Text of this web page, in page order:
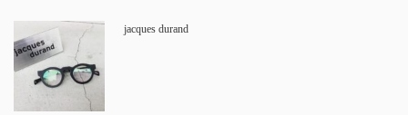
jacques durand